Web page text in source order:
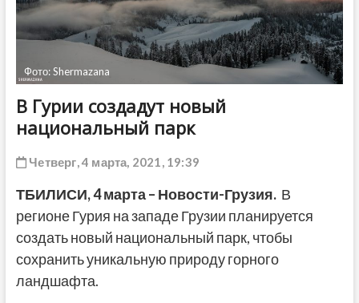
Фото: Shermazana
В Гурии создадут новый
национальный парк
Четверг, 4 марта, 2021, 19:39
ТБИЛИСИ,4 марта– Новости-Грузия.В
регионе Гурия на западе Грузии планируется
создать новый национальный парк, чтобы
сохранить уникальную природу горного
ландшафта.